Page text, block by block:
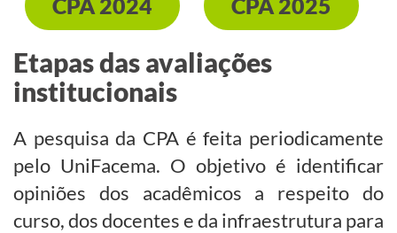
Etapas das avaliações
institucionais
A pesquisa da CPA é feita periodicamente
pelo UniFacema. O objetivo é identificar
opiniões dos acadêmicos a respeito do
curso, dos docentes e da infraestrutura para